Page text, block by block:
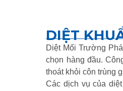
DIỆT
Diệt Mối Trường
chọn hàng đầu.
thoát khỏi côn trùng
Các dịch vụ của